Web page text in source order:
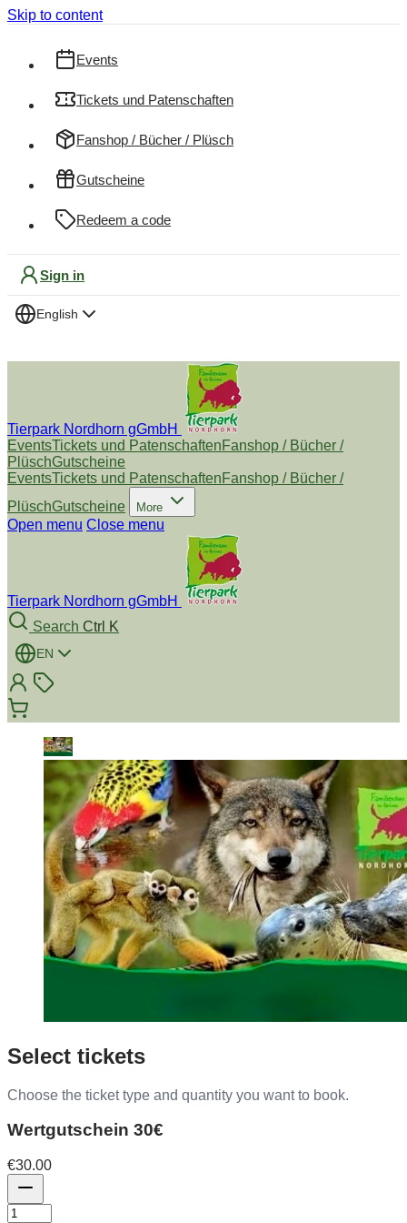
Skip to content
Events
Tickets und Patenschaften
Fanshop / Bücher / Plüsch
Gutscheine
Redeem a code
Sign in
English
Tierpark Nordhorn gGmbH
EventsTickets und PatenschaftenFanshop / Bücher /
PlüschGutscheine
EventsTickets und PatenschaftenFanshop / Bücher /
PlüschGutscheine More
Open menu Close menu
Tierpark Nordhorn gGmbH
Search Ctrl K
EN
Select tickets
Choose the ticket type and quantity you want to book.
Wertgutschein 30€
€30.00